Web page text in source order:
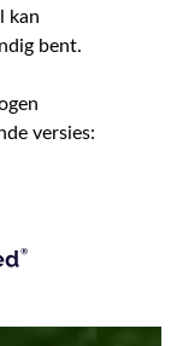
kan
bent.
versies: